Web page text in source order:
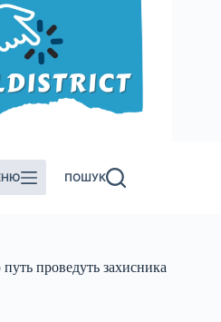
ПОШУК
проведуть захисника